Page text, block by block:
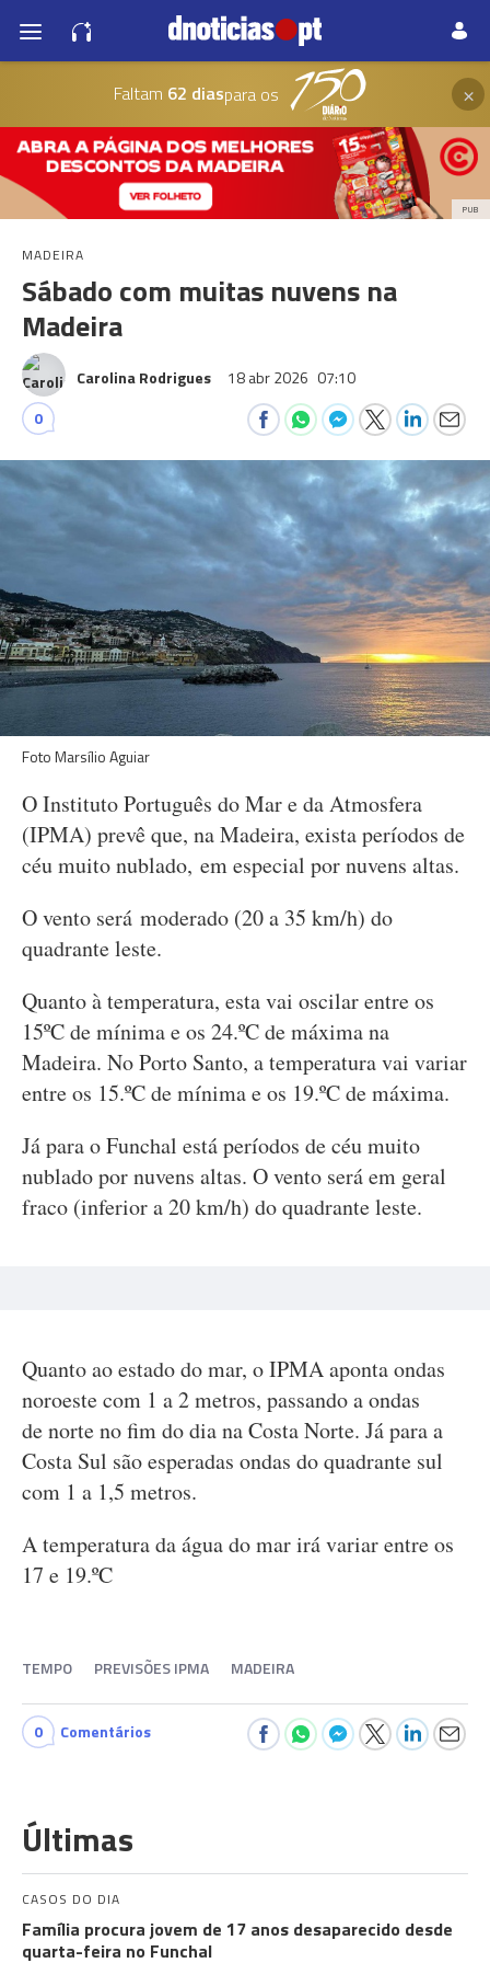
Faltam 62 diaspara os ×
PUB
MADEIRA
Sábado com muitas nuvens na
Madeira
Carolina Rodrigues 18 abr 2026 07:10
0
Foto Marsílio Aguiar
O Instituto Português do Mar e da Atmosfera
(IPMA) prevê que, na Madeira, exista períodos de
céu muito nublado, em especial por nuvens altas.
O vento será moderado (20 a 35 km/h) do
quadrante leste.
Quanto à temperatura, esta vai oscilar entre os
15ºC de mínima e os 24.ºC de máxima na
Madeira. No Porto Santo, a temperatura vai variar
entre os 15.ºC de mínima e os 19.ºC de máxima.
Já para o Funchal está períodos de céu muito
nublado por nuvens altas. O vento será em geral
fraco (inferior a 20 km/h) do quadrante leste.
Quanto ao estado do mar, o IPMA aponta ondas
noroeste com 1 a 2 metros, passando a ondas
de norte no fim do dia na Costa Norte. Já para a
Costa Sul são esperadas ondas do quadrante sul
com 1 a 1,5 metros.
A temperatura da água do mar irá variar entre os
17 e 19.ºC
TEMPO PREVISÕES IPMA MADEIRA
0 Comentários
Últimas
CASOS DO DIA
Família procura jovem de 17 anos desaparecido desde
quarta-feira no Funchal